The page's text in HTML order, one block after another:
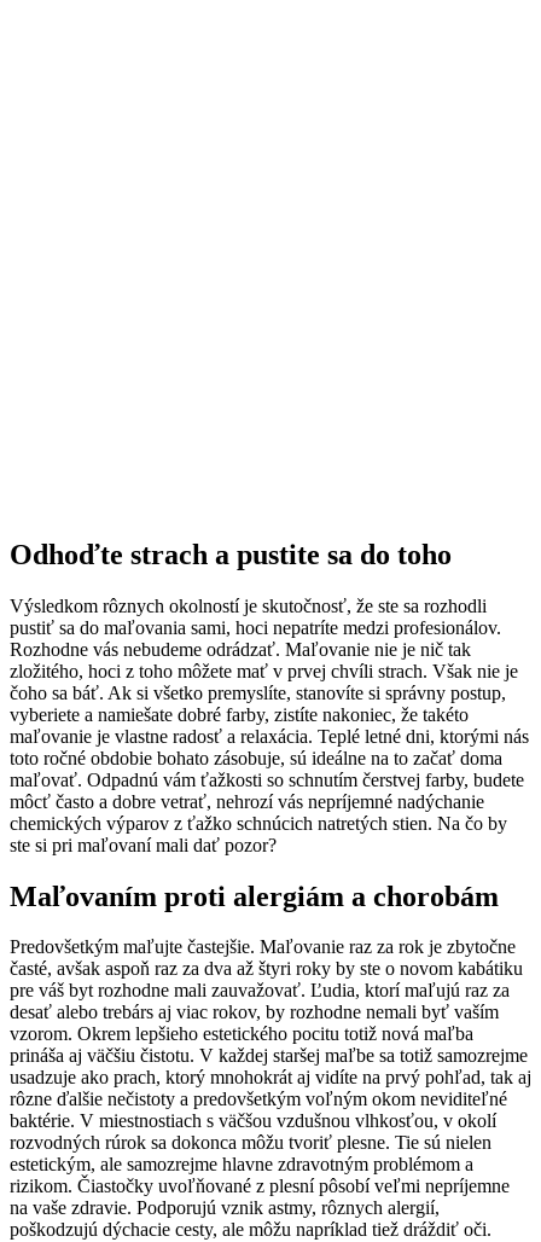
Odhoďte strach a pustite sa do toho
Výsledkom rôznych okolností je skutočnosť, že ste sa rozhodli
pustiť sa do maľovania sami, hoci nepatríte medzi profesionálov.
Rozhodne vás nebudeme odrádzať. Maľovanie nie je nič tak
zložitého, hoci z toho môžete mať v prvej chvíli strach. Však nie je
čoho sa báť. Ak si všetko premyslíte, stanovíte si správny postup,
vyberiete a namiešate dobré farby, zistíte nakoniec, že takéto
maľovanie je vlastne radosť a relaxácia. Teplé letné dni, ktorými nás
toto ročné obdobie bohato zásobuje, sú ideálne na to začať doma
maľovať. Odpadnú vám ťažkosti so schnutím čerstvej farby, budete
môcť často a dobre vetrať, nehrozí vás nepríjemné nadýchanie
chemických výparov z ťažko schnúcich natretých stien. Na čo by
ste si pri maľovaní mali dať pozor?
Maľovaním proti alergiám a chorobám
Predovšetkým maľujte častejšie. Maľovanie raz za rok je zbytočne
časté, avšak aspoň raz za dva až štyri roky by ste o novom kabátiku
pre váš byt rozhodne mali zauvažovať. Ľudia, ktorí maľujú raz za
desať alebo trebárs aj viac rokov, by rozhodne nemali byť vaším
vzorom. Okrem lepšieho estetického pocitu totiž nová maľba
prináša aj väčšiu čistotu. V každej staršej maľbe sa totiž samozrejme
usadzuje ako prach, ktorý mnohokrát aj vidíte na prvý pohľad, tak aj
rôzne ďalšie nečistoty a predovšetkým voľným okom neviditeľné
baktérie. V miestnostiach s väčšou vzdušnou vlhkosťou, v okolí
rozvodných rúrok sa dokonca môžu tvoriť plesne. Tie sú nielen
estetickým, ale samozrejme hlavne zdravotným problémom a
rizikom. Čiastočky uvoľňované z plesní pôsobí veľmi nepríjemne
na vaše zdravie. Podporujú vznik astmy, rôznych alergií,
poškodzujú dýchacie cesty, ale môžu napríklad tiež dráždiť oči.